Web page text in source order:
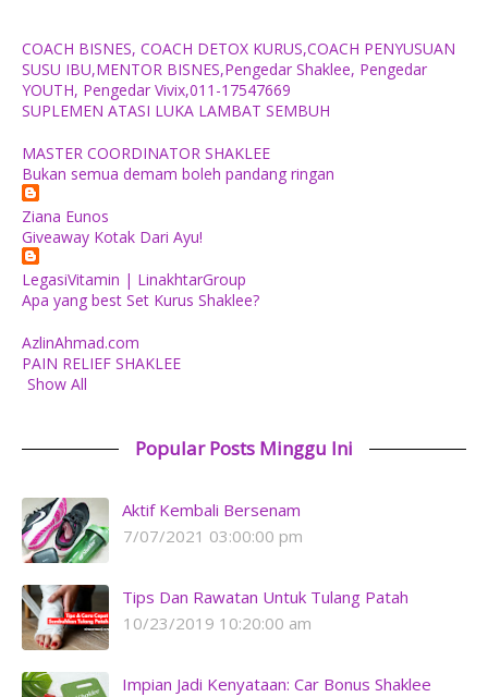
COACH BISNES, COACH DETOX KURUS,COACH PENYUSUAN
SUSU IBU,MENTOR BISNES,Pengedar Shaklee, Pengedar
YOUTH, Pengedar Vivix,011-17547669
SUPLEMEN ATASI LUKA LAMBAT SEMBUH
MASTER COORDINATOR SHAKLEE
Bukan semua demam boleh pandang ringan
Ziana Eunos
Giveaway Kotak Dari Ayu!
LegasiVitamin | LinakhtarGroup
Apa yang best Set Kurus Shaklee?
AzlinAhmad.com
PAIN RELIEF SHAKLEE
Show All
Popular Posts Minggu Ini
Aktif Kembali Bersenam
7/07/2021 03:00:00 pm
Tips Dan Rawatan Untuk Tulang Patah
10/23/2019 10:20:00 am
Impian Jadi Kenyataan: Car Bonus Shaklee